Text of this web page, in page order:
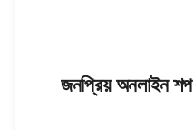
জনপ্রিয় অনলাইন শপ